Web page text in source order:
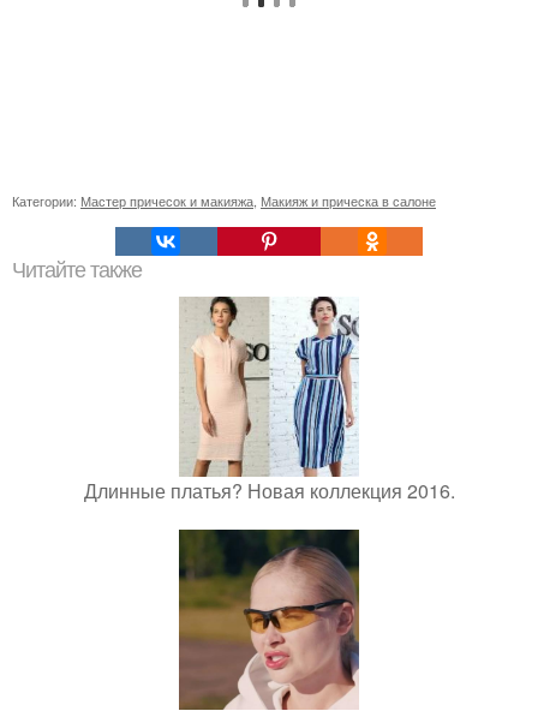
Категории: Мастер причесок и макияжа Макияж и прическа в салоне
Читайте также
Длинные платья? Новая коллекция 2016.